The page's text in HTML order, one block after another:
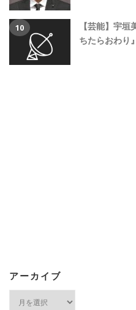
【芸能】宇
ちたらおわり
アーカイブ